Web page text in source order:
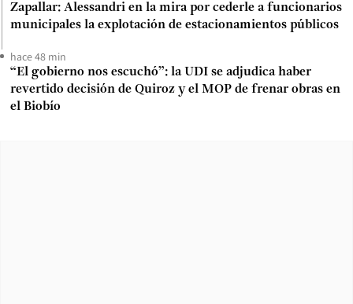
Zapallar: Alessandri en la mira por cederle a funcionarios
municipales la explotación de estacionamientos públicos
hace 48 min
“El gobierno nos escuchó”: la UDI se adjudica haber
revertido decisión de Quiroz y el MOP de frenar obras en
el Biobío